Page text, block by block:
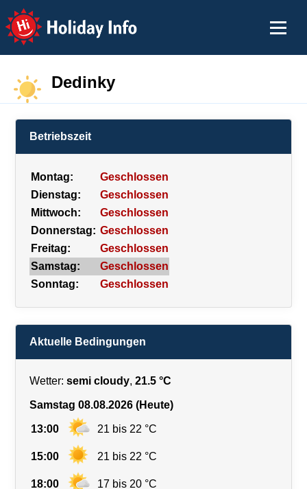
Holiday Info
Dedinky
Betriebszeit
Montag:
Geschlossen
Dienstag:
Geschlossen
Mittwoch:
Geschlossen
Donnerstag: Geschlossen
Freitag:
Geschlossen
Samstag:
Geschlossen
Sonntag:
Geschlossen
Aktuelle Bedingungen
Wetter: semi cloudy, 21.5 °C
Samstag 08.08.2026 (Heute)
13:00 21 bis 22 °C
15:00 21 bis 22 °C
18:00 17 bis 20 °C